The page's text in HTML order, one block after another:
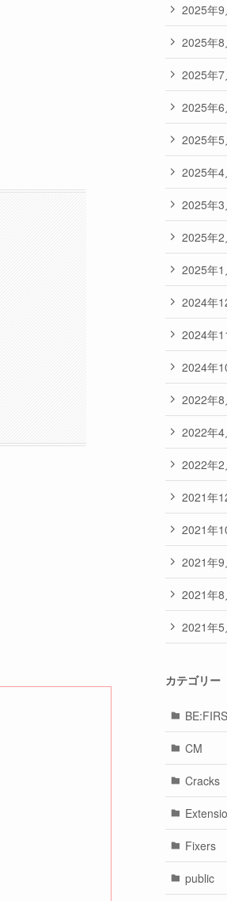
2025年9
2025年8
2025年7
2025年6
2025年5
2025年4
2025年3
2025年2
2025年1
2024年
2024年
2024年
2022年8
2022年4
2022年2
2021年
2021年
2021年9
2021年8
2021年5
カテゴリー
CM
Cracks
Fixers
public